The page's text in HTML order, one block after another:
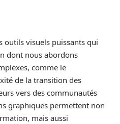
outils visuels puissants qui
dont nous abordons
comme le
de la transition des
vers des communautés
graphiques permettent non
mais aussi